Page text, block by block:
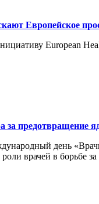
Европейское
European
за предотвращение
день
врачей в